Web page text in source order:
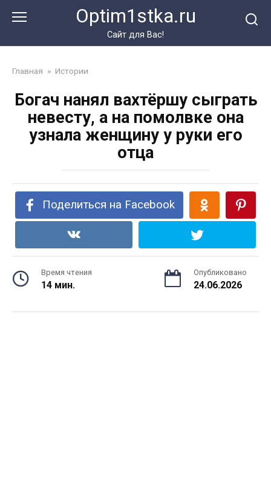
Optim1stka.ru
Сайт для Вас!
Главная » Истории
Богач нанял вахтёршу сыграть
невесту, а на помолвке она
узнала женщину у руки его
отца
Поделиться на Facebook
Время чтения
14 мин.
Опубликовано
24.06.2026